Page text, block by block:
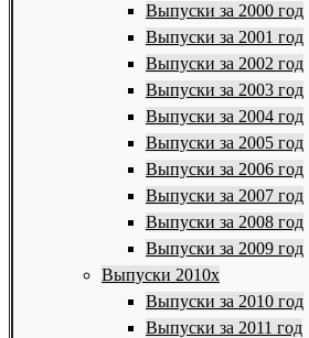
Выпуски за 2000 год
Выпуски за 2001 год
Выпуски за 2002 год
Выпуски за 2003 год
Выпуски за 2004 год
Выпуски за 2005 год
Выпуски за 2006 год
Выпуски за 2007 год
Выпуски за 2008 год
Выпуски за 2009 год
Выпуски 2010х
Выпуски за 2010 год
Выпуски за 2011 год